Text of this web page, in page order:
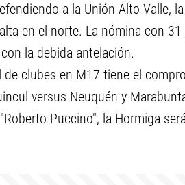
a la Unión Alto Valle,
en el norte. La nómina con
la debida antelación.
clubes en M17 tiene el
versus Neuquén y
Puccino", la Hormiga